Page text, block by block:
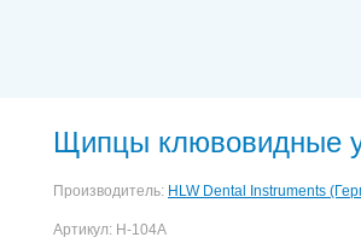
Щипцы клювовидные
Производитель: HLW Dental Instruments
Артикул: H-104А